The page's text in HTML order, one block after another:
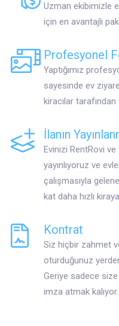
Uzman ekibimizle
için en avantajlı
Profesyonel
Yaptığımız
sayesinde ev
kiracılar
İlanın
Evinizi RentRovi
yayınlıyoruz ve
çalışmasıyla
kat daha hızlı
Kontrat
Siz hiçbir zahmet
oturduğunuz
Geriye sadece
imza atmak kalıyor.